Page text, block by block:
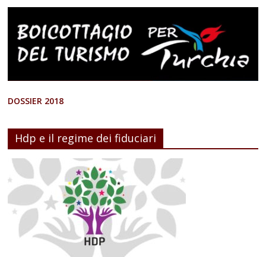
DOSSIER 2018
Hdp e il regime dei fiduciari